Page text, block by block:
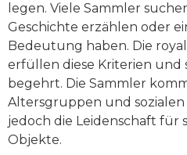
legen. Viele Sammler
Geschichte erzählen oder
Bedeutung haben. Die
erfüllen diese Kriterien und
begehrt. Die Sammler
Altersgruppen und sozialen
jedoch die Leidenschaft für
Objekte.